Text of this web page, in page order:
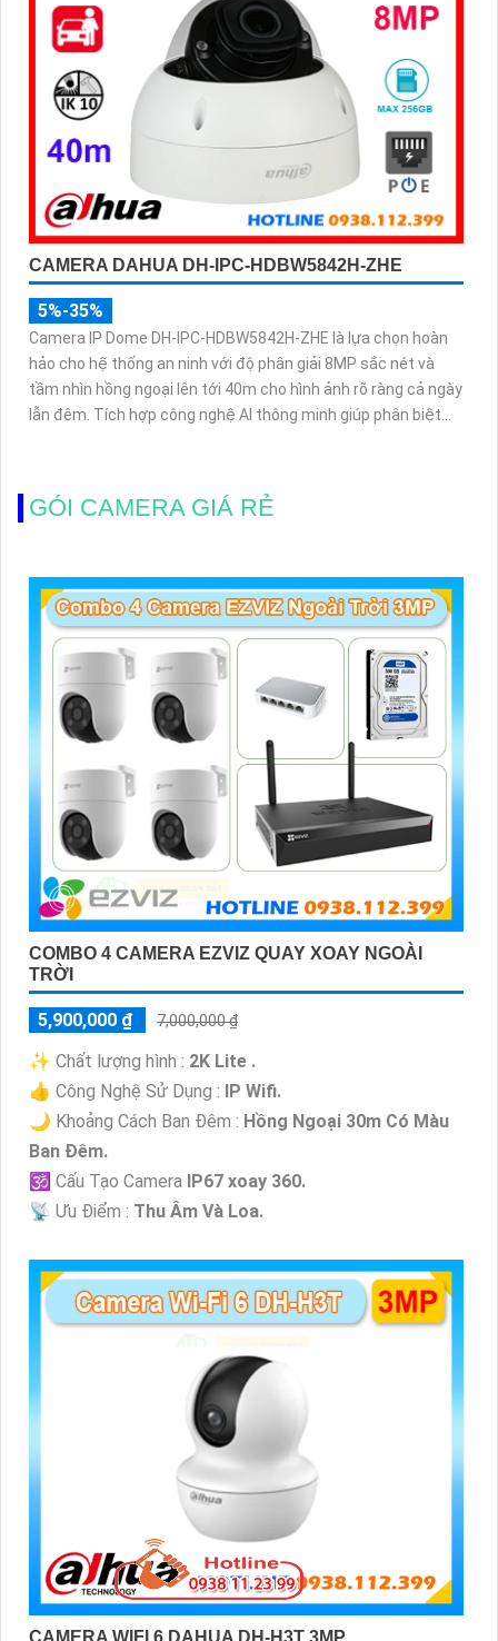
CAMERA DAHUA DH-IPC-HDBW5842H-ZHE
5%-35%
Camera IP Dome DH-IPC-HDBW5842H-ZHE là lựa chọn hoàn
hảo cho hệ thống an ninh với độ phân giải 8MP sắc nét và
tầm nhìn hồng ngoại lên tới 40m cho hình ảnh rõ ràng cả ngày
lẫn đêm. Tích hợp công nghệ AI thông minh giúp phân biệt
tiện lợi và mức giá phải chăng
GÓI CAMERA GIÁ RẺ
COMBO 4 CAMERA EZVIZ QUAY XOAY NGOÀI
TRỜI
5,900,000 ₫ 7,000,000 ₫
✨ Chất lượng hình : 2K Lite .
👍 Công Nghệ Sử Dụng :
IP Wifi.
🌙 Khoảng Cách Ban Đêm : Hồng Ngoại 30m Có Màu
Ban Ðêm.
🕉️ Cấu Tạo Camera IP67 xoay 360.
️📡 Ưu Điểm : Thu Âm Và Loa.